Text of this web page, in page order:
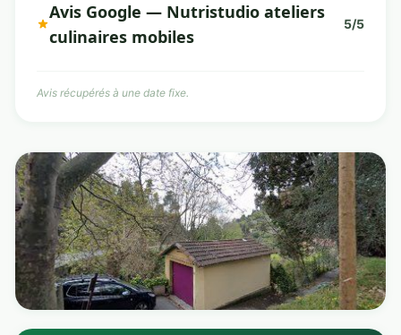
Avis Google — Nutristudio ateliers
culinaires mobiles
5/5
Avis récupérés à une date fixe.